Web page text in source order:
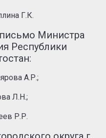
Г.К.
Министра
Республики
А.Р.;
Л.Н.;
Р.Р.